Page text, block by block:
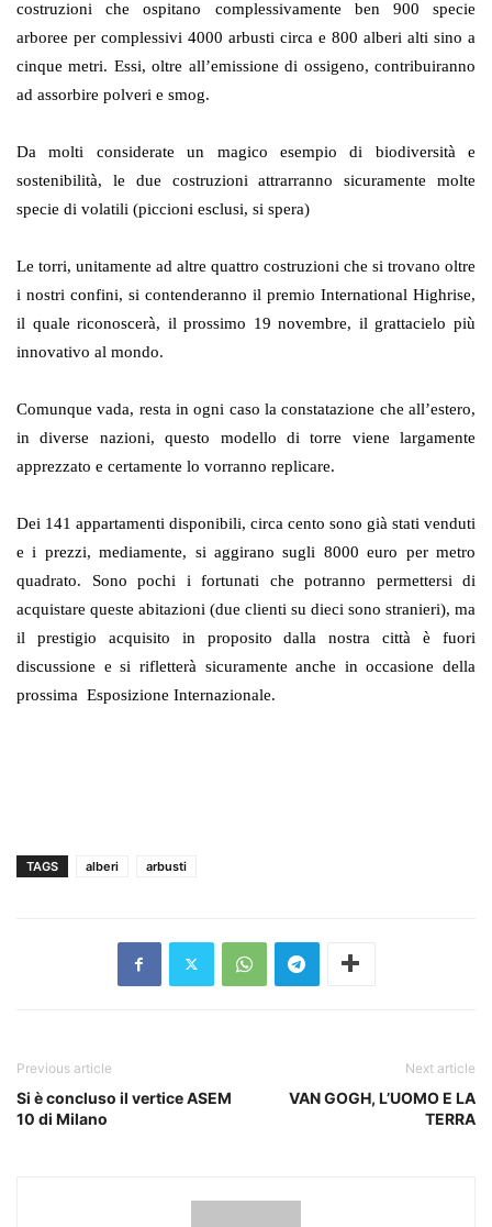
costruzioni che ospitano complessivamente ben 900 specie
arboree per complessivi 4000 arbusti circa e 800 alberi alti sino a
cinque metri. Essi, oltre all’emissione di ossigeno, contribuiranno
ad assorbire polveri e smog.
Da molti considerate un magico esempio di biodiversità e
sostenibilità, le due costruzioni attrarranno sicuramente molte
specie di volatili (piccioni esclusi, si spera)
Le torri, unitamente ad altre quattro costruzioni che si trovano oltre
i nostri confini, si contenderanno il premio International Highrise,
il quale riconoscerà, il prossimo 19 novembre, il grattacielo più
innovativo al mondo.
Comunque vada, resta in ogni caso la constatazione che all’estero,
in diverse nazioni, questo modello di torre viene largamente
apprezzato e certamente lo vorranno replicare.
Dei 141 appartamenti disponibili, circa cento sono già stati venduti
e i prezzi, mediamente, si aggirano sugli 8000 euro per metro
quadrato. Sono pochi i fortunati che potranno permettersi di
acquistare queste abitazioni (due clienti su dieci sono stranieri), ma
il prestigio acquisito in proposito dalla nostra città è fuori
discussione e si rifletterà sicuramente anche in occasione della
prossima Esposizione Internazionale.
TAGS alberi arbusti
Previous article
Si è concluso il vertice ASEM
10 di Milano
Next article
VAN GOGH, L’UOMO E LA
TERRA